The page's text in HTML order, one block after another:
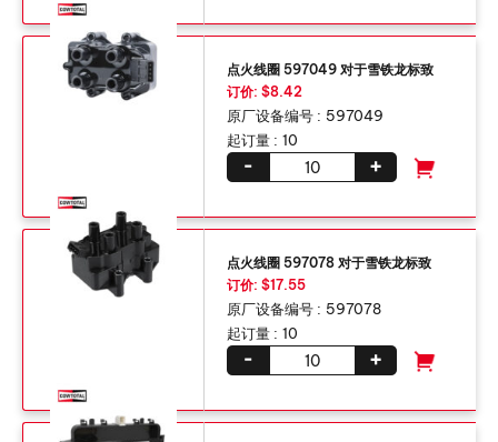
点火线圈 597049 对于雪铁龙标致
订价: $8.42
原厂设备编号 : 597049
起订量 : 10
+
-
点火线圈 597078 对于雪铁龙标致
订价: $17.55
原厂设备编号 : 597078
起订量 : 10
+
-